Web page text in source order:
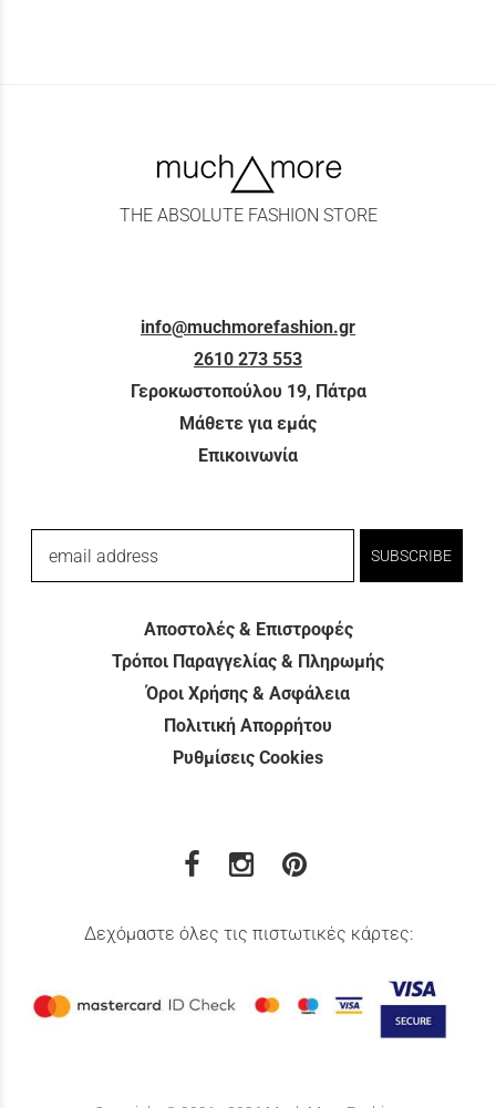
THE ABSOLUTE FASHION STORE
info@muchmorefashion.gr
2610 273 553
Γεροκωστοπούλου 19, Πάτρα
Μάθετε για εμάς
Επικοινωνία
email address SUBSCRIBE
Αποστολές & Επιστροφές
Τρόποι Παραγγελίας & Πληρωμής
Όροι Χρήσης & Ασφάλεια
Πολιτική Απορρήτου
Ρυθμίσεις Cookies
Δεχόμαστε όλες τις πιστωτικές κάρτες: